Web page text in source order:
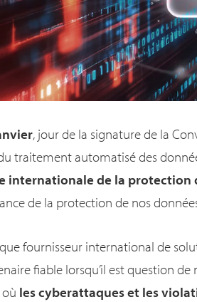
, jour de la signature de la
traitement automatisé des
internationale de la protection
de la protection de nos
fournisseur international de
fiable lorsqu’il est question
les cyberattaques et les